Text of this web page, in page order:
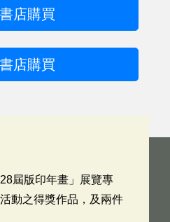
店購買
店購買
屆版印年畫」展覽專
動之得獎作品，及兩件